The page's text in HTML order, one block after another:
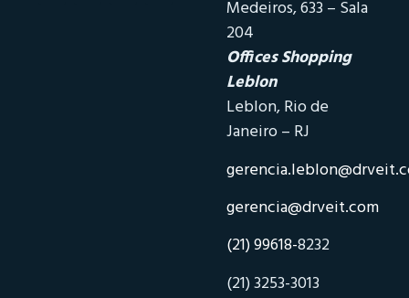
Medeiros, 633 – Sala
204
Offices Shopping
Leblon
Leblon, Rio de
Janeiro – RJ
gerencia@drveit.com
(21) 99618-8232
(21) 3253-3013